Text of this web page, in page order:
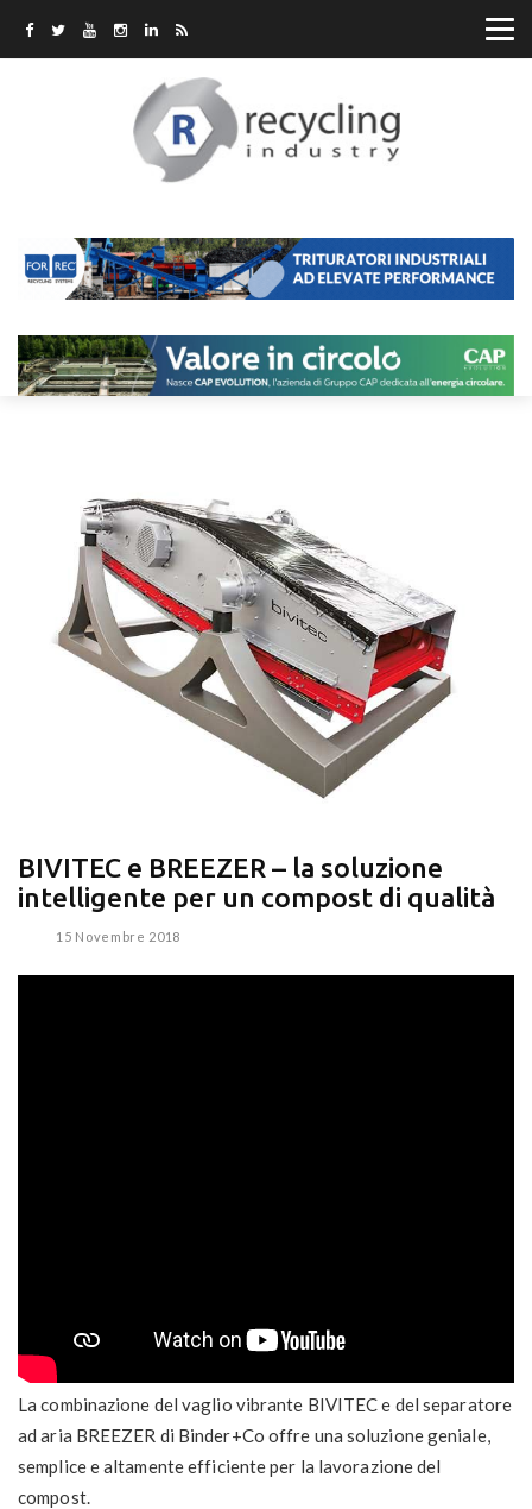
BIVITEC e BREEZER – la soluzione
intelligente per un compost di qualità
15 Novembre 2018
La combinazione del vaglio vibrante BIVITEC e del separatore
ad aria BREEZER di Binder+Co offre una soluzione geniale,
semplice e altamente efficiente per la lavorazione del
compost.